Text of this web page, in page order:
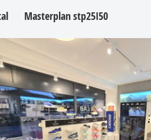
Masterplan stp25I50